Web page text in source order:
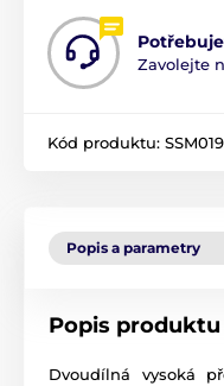
Zavolejte
Kód produktu: SSM019
Popis a parametry
Popis produktu
Dvoudílná vysoká